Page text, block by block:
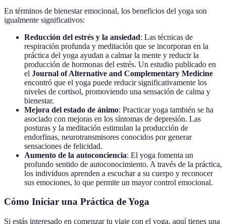
En términos de bienestar emocional, los beneficios del yoga son
igualmente significativos:
Reducción del estrés y la ansiedad: Las técnicas de
respiración profunda y meditación que se incorporan en la
práctica del yoga ayudan a calmar la mente y reducir la
producción de hormonas del estrés. Un estudio publicado en
el Journal of Alternative and Complementary Medicine
encontró que el yoga puede reducir significativamente los
niveles de cortisol, promoviendo una sensación de calma y
bienestar.
Mejora del estado de ánimo: Practicar yoga también se ha
asociado con mejoras en los síntomas de depresión. Las
posturas y la meditación estimulan la producción de
endorfinas, neurotransmisores conocidos por generar
sensaciones de felicidad.
Aumento de la autoconciencia: El yoga fomenta un
profundo sentido de autoconocimiento. A través de la práctica,
los individuos aprenden a escuchar a su cuerpo y reconocer
sus emociones, lo que permite un mayor control emocional.
Cómo Iniciar una Práctica de Yoga
Si estás interesado en comenzar tu viaje con el yoga, aquí tienes una